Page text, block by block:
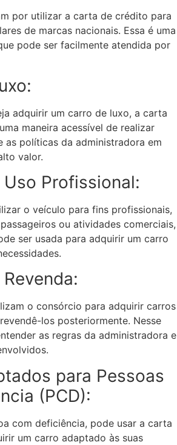
por utilizar a carta de crédito para
de marcas nacionais. Essa é uma
pode ser facilmente atendida por
adquirir um carro de luxo, a carta
maneira acessível de realizar
as políticas da administradora em
valor.
Profissional:
o veículo para fins profissionais,
ou atividades comerciais,
ser usada para adquirir um carro
o consórcio para adquirir carros
los posteriormente. Nesse
as regras da administradora e
para Pessoas
(PCD):
com deficiência, pode usar a carta
um carro adaptado às suas